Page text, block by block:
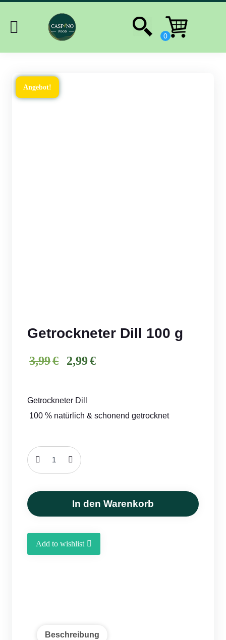
Angebot!
Getrockneter Dill 100 g
€
3,99
war:
€3,99
€
2,99
ist:
€2,99.
Getrockneter Dill
100 % natürlich & schonend getrocknet
Getrockneter
In den Warenkorb
Add to wishlist
Beschreibung